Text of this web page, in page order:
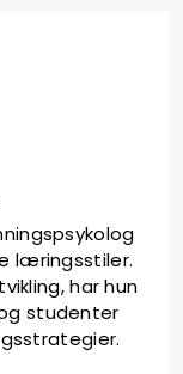
læringsstiler.
har hun
studenter